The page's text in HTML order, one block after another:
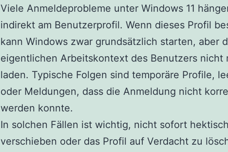
Viele Anmeldeprobleme unter Windows 11
indirekt am Benutzerprofil. Wenn dieses Profil
kann Windows zwar grundsätzlich starten, aber
eigentlichen Arbeitskontext des Benutzers nicht
laden. Typische Folgen sind temporäre Profile,
oder Meldungen, dass die Anmeldung nicht
werden konnte.
In solchen Fällen ist wichtig, nicht sofort
verschieben oder das Profil auf Verdacht zu